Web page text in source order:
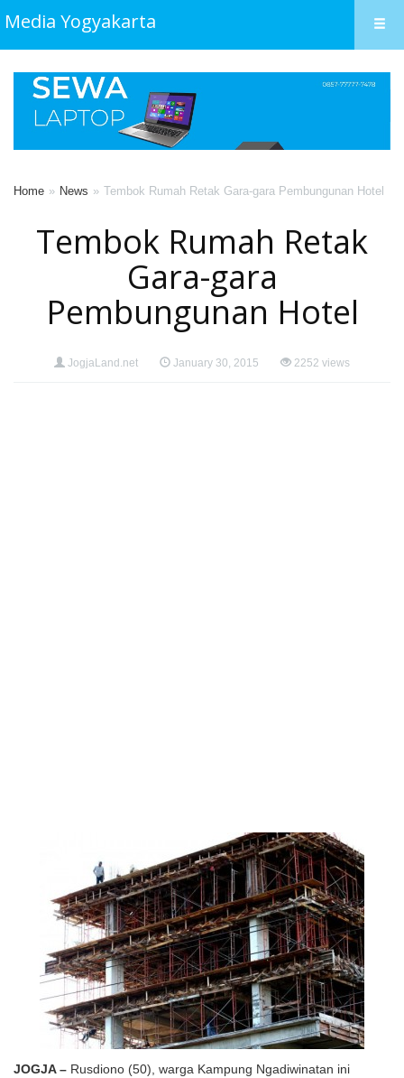
Media Yogyakarta
Home News Tembok Rumah Retak Gara-gara Pembungunan Hotel
Tembok Rumah Retak
Gara-gara
Pembungunan Hotel
JogjaLand.net January 30, 2015 2252 views
JOGJA – Rusdiono (50), warga Kampung Ngadiwinatan ini